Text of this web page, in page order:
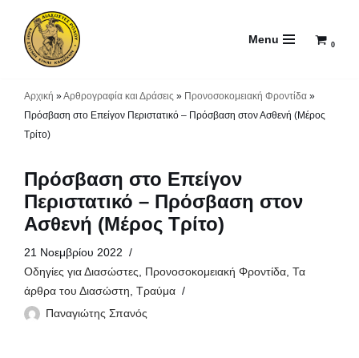
Μεταπηδήστε
Menu 0
Αρχική »Αρθρογραφία και Δράσεις » Προνοσοκομειακή Φροντίδα »
Πρόσβαση στο Επείγον Περιστατικό – Πρόσβαση στον Ασθενή (Μέρος
Τρίτο)
Πρόσβαση στο Επείγον
Περιστατικό – Πρόσβαση στον
Ασθενή (Μέρος Τρίτο)
21 Νοεμβρίου 2022
Οδηγίες για Διασώστες, Προνοσοκομειακή Φροντίδα, Τα
άρθρα του Διασώστη, Τραύμα
Παναγιώτης Σπανός